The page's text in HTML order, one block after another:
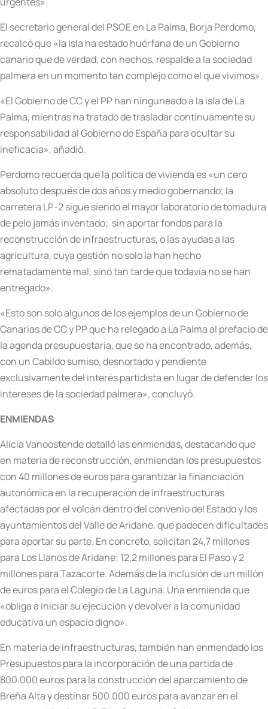
El secretario general del PSOE en La Palma, Borja Perdomo,
recalcó que «la Isla ha estado huérfana de un Gobierno
canario que de verdad, con hechos, respalde a la sociedad
palmera en un momento tan complejo como el que vivimos».
«El Gobierno de CC y el PP han ninguneado a la isla de La
Palma, mientras ha tratado de trasladar continuamente su
responsabilidad al Gobierno de España para ocultar su
ineficacia», añadió.
Perdomo recuerda que la política de vivienda es «un cero
absoluto después de dos años y medio gobernando; la
carretera LP-2 sigue siendo el mayor laboratorio de tomadura
de pelo jamás inventado; sin aportar fondos para la
reconstrucción de infraestructuras, o las ayudas a las
agricultura, cuya gestión no solo la han hecho
rematadamente mal, sino tan tarde que todavía no se han
entregado».
«Esto son solo algunos de los ejemplos de un Gobierno de
Canarias de CC y PP que ha relegado a La Palma al prefacio de
la agenda presupuestaria, que se ha encontrado, además,
con un Cabildo sumiso, desnortado y pendiente
exclusivamente del interés partidista en lugar de defender los
intereses de la sociedad palmera», concluyó.
ENMIENDAS
Alicia Vanoostende detalló las enmiendas, destacando que
en materia de reconstrucción, enmiendan los presupuestos
con 40 millones de euros para garantizar la financiación
autonómica en la recuperación de infraestructuras
afectadas por el volcán dentro del convenio del Estado y los
ayuntamientos del Valle de Aridane, que padecen dificultades
para aportar su parte. En concreto, solicitan 24,7 millones
para Los Llanos de Aridane; 12,2 millones para El Paso y 2
millones para Tazacorte. Además de la inclusión de un millón
de euros para el Colegio de La Laguna. Una enmienda que
«obliga a iniciar su ejecución y devolver a la comunidad
educativa un espacio digno».
En materia de infraestructuras, también han enmendado los
Presupuestos para la incorporación de una partida de
800.000 euros para la construcción del aparcamiento de
Breña Alta y destinar 500.000 euros para avanzar en el